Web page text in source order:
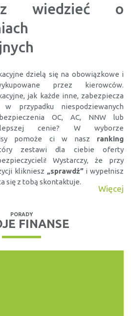
wiedzieć o
dzielą się na obowiązkowe i
przez kierowców.
jak każde inne, zabezpiecza
przypadku niespodziewanych
OC, AC, NNW lub
cenie? W wyborze
pomoże ci w nasz ranking
zestawi dla ciebie oferty
Wystarczy, że przy
klikniesz „sprawdź”i wypełnisz
się z tobą skontaktuje.
Więcej
PORADY
FINANSE